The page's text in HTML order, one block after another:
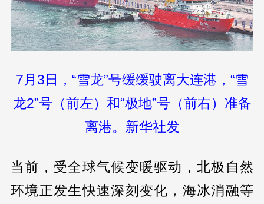
7月3日，“雪龙”号缓缓驶离大连港，“雪
龙2”号（前左）和“极地”号（前右）准备
离港。新华社发
当前，受全球气候变暖驱动，北极自然
环境正发生快速深刻变化，海冰消融等